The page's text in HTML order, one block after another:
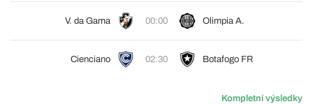
V. da Gama 00:00 Olimpia A.
Cienciano 02:30 Botafogo FR
Kompletní výsledky